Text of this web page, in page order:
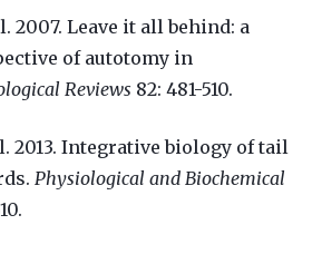
2007. Leave it all behind: a
of autotomy in
Reviews 82: 481-510.
2013. Integrative biology of tail
Physiological and Biochemical